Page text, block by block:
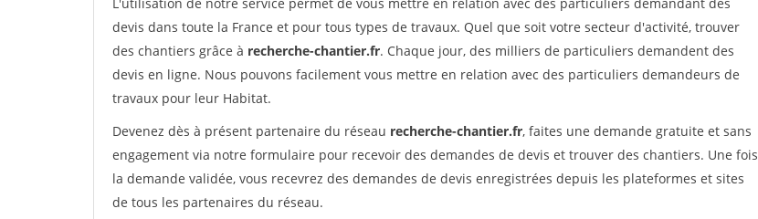
devis dans toute la France et pour tous types de travaux. Quel que soit votre secteur d'activité, trouver
des chantiers grâce à recherche-chantier.fr. Chaque jour, des milliers de particuliers demandent des
devis en ligne. Nous pouvons facilement vous mettre en relation avec des particuliers demandeurs de
travaux pour leur Habitat.
Devenez dès à présent partenaire du réseau recherche-chantier.fr, faites une demande gratuite et sans
engagement via notre formulaire pour recevoir des demandes de devis et trouver des chantiers. Une fois
la demande validée, vous recevrez des demandes de devis enregistrées depuis les plateformes et sites
de tous les partenaires du réseau.